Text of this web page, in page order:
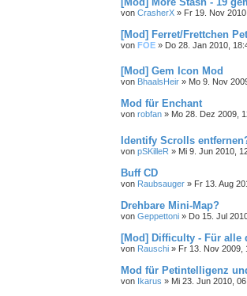
von CrasherX » Fr 19. Nov
[Mod] Ferret/Frettchen Pet
von FOE » Do 28. Jan 2010,
[Mod] Gem Icon Mod
von BhaalsHeir » Mo 9. Nov
Mod für Enchant
von robfan » Mo 28. Dez 2009,
Identify Scrolls
von pSKilleR » Mi 9. Jun 2010,
Buff CD
von Raubsauger » Fr 13. Aug
Drehbare Mini-Map?
von Geppettoni » Do 15. Jul
[Mod] Difficulty - Für
von Rauschi » Fr 13. Nov 2009,
Mod für Petintelligenz
von Ikarus » Mi 23. Jun 2010,